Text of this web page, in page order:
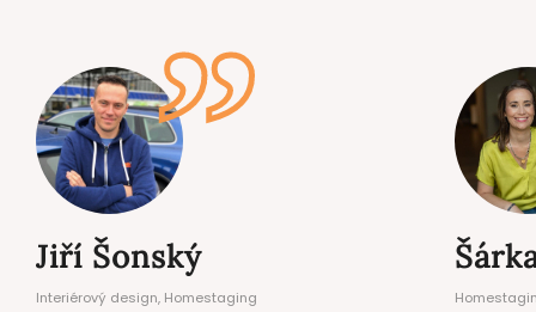
Jiří Šonský
Interiérový design, Homestaging